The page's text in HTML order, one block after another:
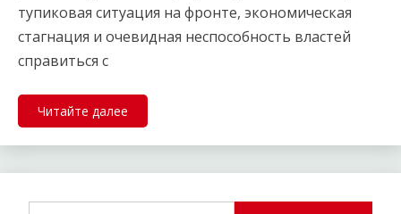
тупиковая ситуация на фронте, экономическая
стагнация и очевидная неспособность властей
справиться с
Читайте далее